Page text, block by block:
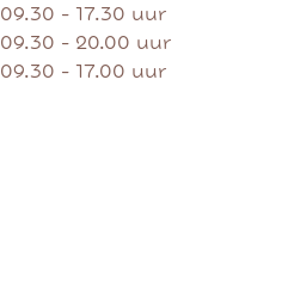
09.30 - 17.30 uur
09.30 - 20.00 uur
09.30 - 17.00 uur